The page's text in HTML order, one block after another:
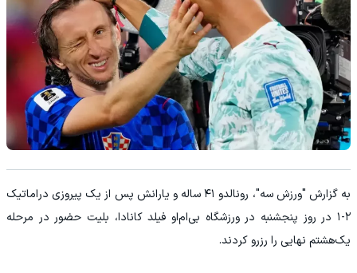
به گزارش "ورزش سه"، رونالدو ۴۱ ساله و یارانش پس از یک پیروزی دراماتیک
۲-۱ در روز پنجشنبه در ورزشگاه بی‌ام‌او فیلد کانادا، بلیت حضور در مرحله
یک‌هشتم نهایی را رزرو کردند.